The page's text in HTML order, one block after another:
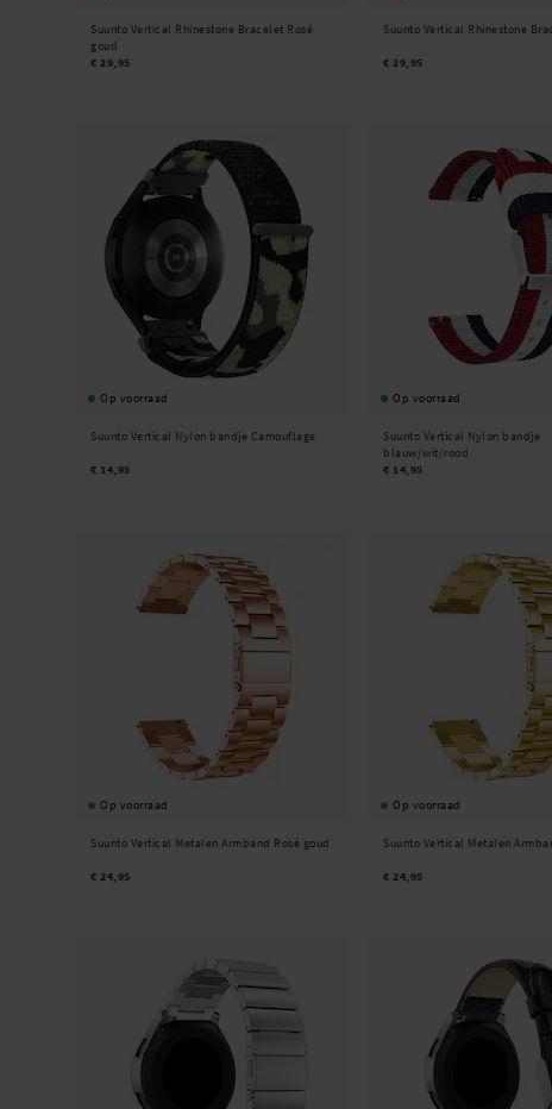
Suunto Vertical Rhinestone Bracelet Rosé
goud
€ 29,95
Suunto Vertical Rhinestone
€ 29,95
Op voorraad
Suunto Vertical Nylon bandje Camouflage
€ 14,95
Op voorraad
Suunto Vertical Nylon bandje
blauw/wit/rood
€ 14,95
Op voorraad
Suunto Vertical Metalen Armband Rosé goud
€ 24,95
Op voorraad
Suunto Vertical Metalen
€ 24,95